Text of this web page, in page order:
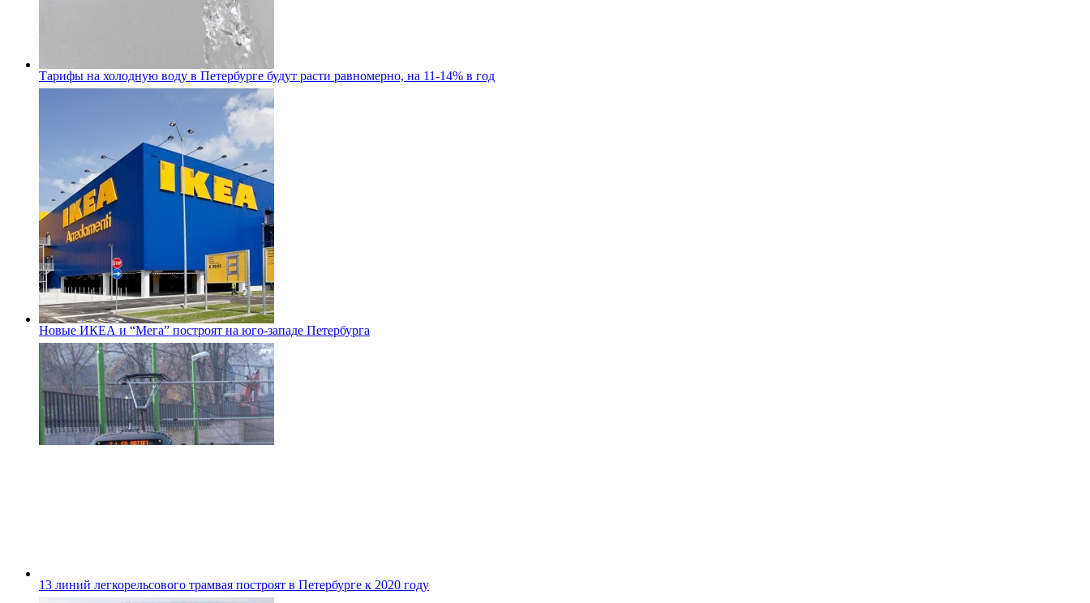
Тарифы на холодную воду в Петербурге будут расти равномерно, на 11-14% в год
Новые ИКЕА и “Мега” построят на юго-западе Петербурга
13 линий легкорельсового трамвая построят в Петербурге к 2020 году